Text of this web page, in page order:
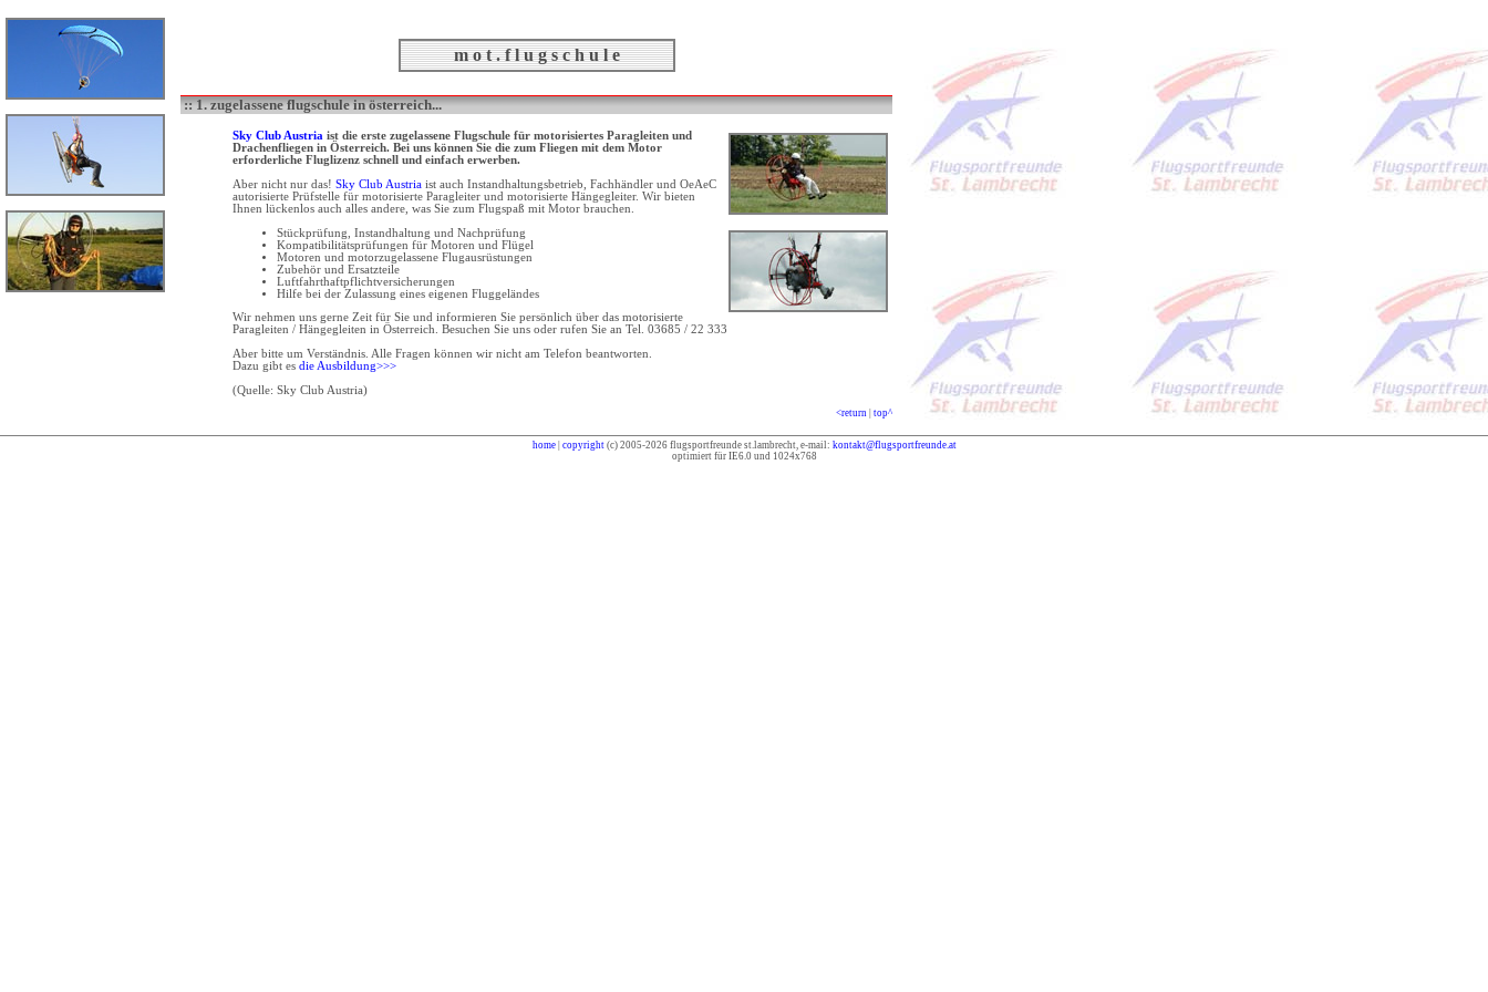
m o t . f l u g s c h u l e
:: 1. zugelassene flugschule in österreich...
Sky Club Austria ist die erste zugelassene Flugschule für motorisiertes Paragleiten und
Drachenfliegen in Österreich. Bei uns können Sie die zum Fliegen mit dem Motor
erforderliche Fluglizenz schnell und einfach erwerben.
Aber nicht nur das! Sky Club Austria ist auch Instandhaltungsbetrieb, Fachhändler und OeAeC
autorisierte Prüfstelle für motorisierte Paragleiter und motorisierte Hängegleiter. Wir bieten
Ihnen lückenlos auch alles andere, was Sie zum Flugspaß mit Motor brauchen.
Stückprüfung, Instandhaltung und Nachprüfung
Kompatibilitätsprüfungen für Motoren und Flügel
Motoren und motorzugelassene Flugausrüstungen
Zubehör und Ersatzteile
Luftfahrthaftpflichtversicherungen
Hilfe bei der Zulassung eines eigenen Fluggeländes
Wir nehmen uns gerne Zeit für Sie und informieren Sie persönlich über das motorisierte
Paragleiten / Hängegleiten in Österreich. Besuchen Sie uns oder rufen Sie an Tel. 03685 / 22 333
Aber bitte um Verständnis. Alle Fragen können wir nicht am Telefon beantworten.
Dazu gibt es die Ausbildung>>>
(Quelle: Sky Club Austria)
<return top^
home| copyright(c) 2005-2026 flugsportfreunde st.lambrecht, e-mail: kontakt@flugsportfreunde.at
optimiert für IE6.0 und 1024x768